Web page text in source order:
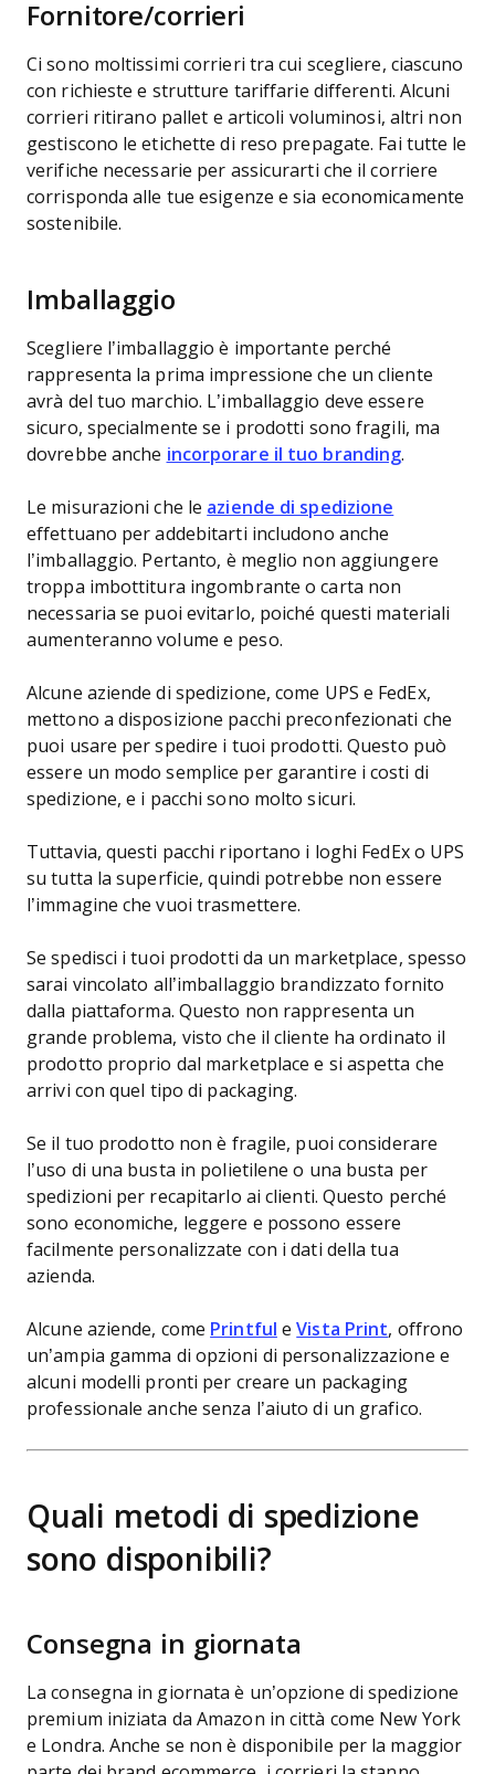
Fornitore/corrieri
Ci sono moltissimi corrieri tra cui scegliere, ciascuno
con richieste e strutture tariffarie differenti. Alcuni
corrieri ritirano pallet e articoli voluminosi, altri non
gestiscono le etichette di reso prepagate. Fai tutte le
verifiche necessarie per assicurarti che il corriere
corrisponda alle tue esigenze e sia economicamente
sostenibile.
Imballaggio
Scegliere l’imballaggio è importante perché
rappresenta la prima impressione che un cliente
avrà del tuo marchio. L’imballaggio deve essere
sicuro, specialmente se i prodotti sono fragili, ma
dovrebbe anche incorporare il tuo branding.
Le misurazioni che le aziende di spedizione
effettuano per addebitarti includono anche
l’imballaggio. Pertanto, è meglio non aggiungere
troppa imbottitura ingombrante o carta non
necessaria se puoi evitarlo, poiché questi materiali
aumenteranno volume e peso.
Alcune aziende di spedizione, come UPS e FedEx,
mettono a disposizione pacchi preconfezionati che
puoi usare per spedire i tuoi prodotti. Questo può
essere un modo semplice per garantire i costi di
spedizione, e i pacchi sono molto sicuri.
Tuttavia, questi pacchi riportano i loghi FedEx o UPS
su tutta la superficie, quindi potrebbe non essere
l’immagine che vuoi trasmettere.
Se spedisci i tuoi prodotti da un marketplace, spesso
sarai vincolato all’imballaggio brandizzato fornito
dalla piattaforma. Questo non rappresenta un
grande problema, visto che il cliente ha ordinato il
prodotto proprio dal marketplace e si aspetta che
arrivi con quel tipo di packaging.
Se il tuo prodotto non è fragile, puoi considerare
l’uso di una busta in polietilene o una busta per
spedizioni per recapitarlo ai clienti. Questo perché
sono economiche, leggere e possono essere
facilmente personalizzate con i dati della tua
azienda.
Alcune aziende, come Printful eVista Print, offrono
un’ampia gamma di opzioni di personalizzazione e
alcuni modelli pronti per creare un packaging
professionale anche senza l’aiuto di un grafico.
Quali metodi di spedizione
sono disponibili?
Consegna in giornata
La consegna in giornata è un’opzione di spedizione
premium iniziata da Amazon in città come New York
e Londra. Anche se non è disponibile per la maggior